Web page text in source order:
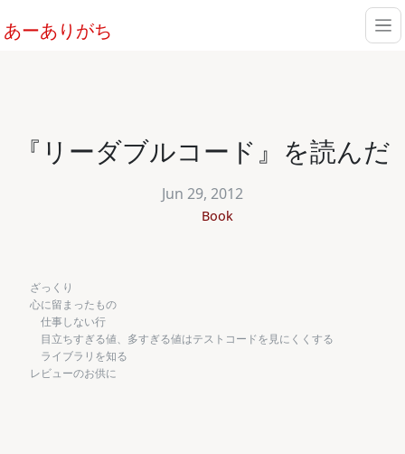
あーありがち
『リーダブルコード』を読んだ
Jun 29, 2012
Book
ざっくり
心に留まったもの
仕事しない行
目立ちすぎる値、多すぎる値はテストコードを見にくくする
ライブラリを知る
レビューのお供に